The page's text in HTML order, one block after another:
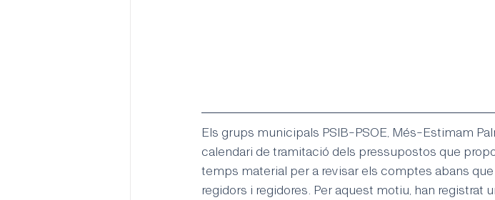
Els grups municipals PSIB-PSOE, Més-Estimam
calendari de tramitació dels pressupostos que
temps material per a revisar els comptes abans
regidors i regidores. Per aquest motiu, han registrat